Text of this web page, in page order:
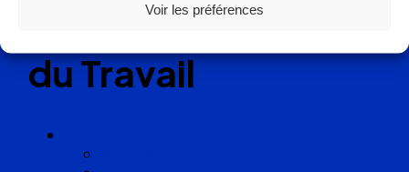
Voir les préférences
en Droit
du Travail